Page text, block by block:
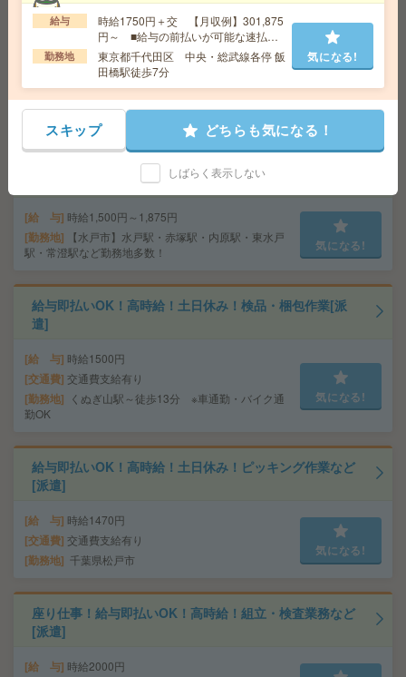
〈月1日～で副業にピッタリ＊時給1,500円～〉コスメの
カンタン仕分け[派遣]
時給1,500円～1,875円
■ 交通費規定内支給 ※派遣先による
勤務地 【足利市】足利市駅・足利駅・小俣(栃木県)
駅・富田(栃木県)駅・山前駅など勤務地多数！
気になる!
＼来社不要／単発1日OK＊DMの仕分け[派遣]
給 与 時給1,500円～1,875円
勤務地
【水戸市】水戸駅・赤塚駅・内原駅・東水戸
駅・常澄駅など勤務地多数！
気になる!
給与即払いOK！高時給！土日休み！検品・梱包作業[派
遣]
給 与 時給1500円
交通費 交通費支給有り
勤務地
くぬぎ山駅～徒歩13分 ※車通勤・バイク通
勤OK
気になる!
給与即払いOK！高時給！土日休み！ピッキング作業など
[派遣]
給 与 時給1470円
交通費 交通費支給有り
勤務地 千葉県松戸市
気になる!
座り仕事！給与即払いOK！高時給！組立・検査業務など
[派遣]
給 与 時給2000円
給与
時給1750円＋交 【月収例】301,875
円～ ■給与の前払いが可能な速払い
サービスあり
勤務地
東京都千代田区 中央・総武線各停 飯
田橋駅徒歩7分
気になる!
スキップ どちらも気になる！
しばらく表示しない